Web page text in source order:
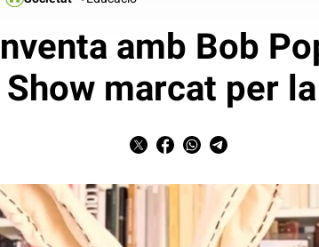
amb Bob
Show marcat per